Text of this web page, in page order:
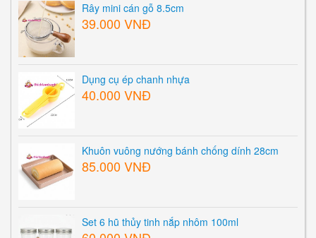
Rây mini cán gỗ 8.5cm
39.000 VNĐ
Dụng cụ ép chanh nhựa
40.000 VNĐ
Khuôn vuông nướng bánh chống dính 28cm
85.000 VNĐ
Set 6 hũ thủy tinh nắp nhôm 100ml